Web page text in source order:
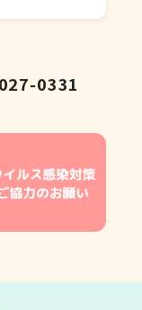
0331